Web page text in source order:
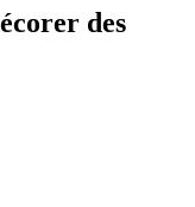
des